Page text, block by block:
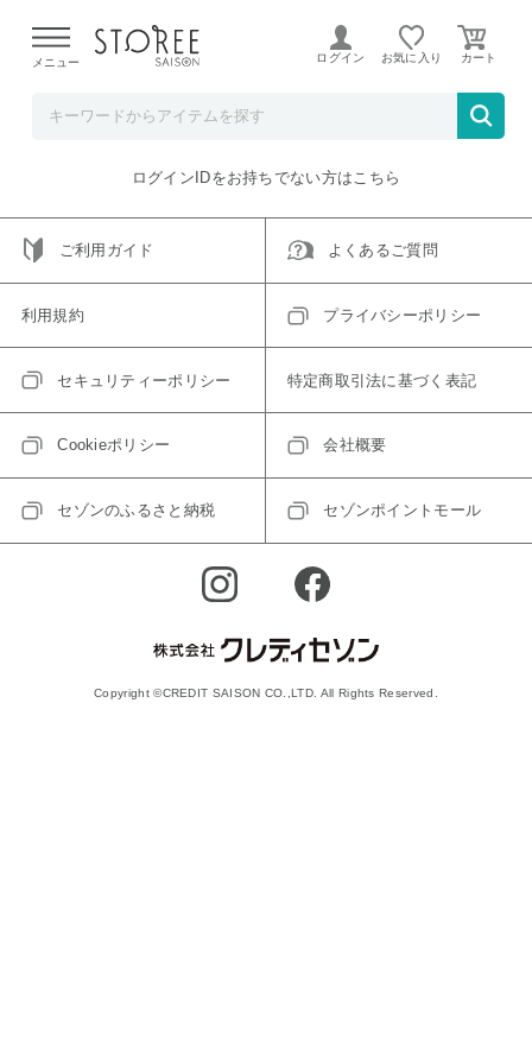
よる配送遅延が発生しております。
メニュー ログイン お気に入り
ご指定のアイテムは取り扱い終了、またはただいま取り扱い
トップへ戻る
ログインIDをお持ちでない方はこちら
ご利用ガイド よくあるご質問
利用規約 プライバシーポリシー
セキュリティーポリシー 特定商取引法に基づく表記
Cookieポリシー 会社概要
セゾンのふるさと納税 セゾンポイントモール
Copyright ©CREDIT SAISON CO.,LTD. All Rights Reserved.